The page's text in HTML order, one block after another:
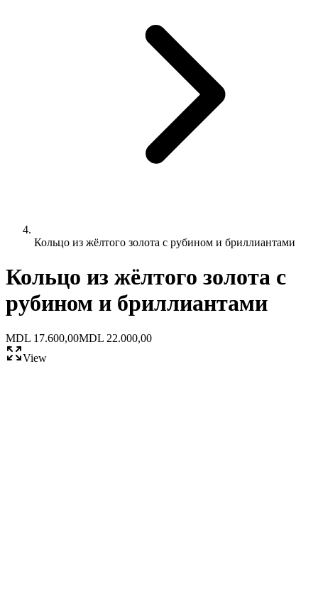
Кольцо из жёлтого золота с рубином и бриллиантами
Кольцо из жёлтого золота с
рубином и бриллиантами
MDL 17.600,00MDL 22.000,00
View